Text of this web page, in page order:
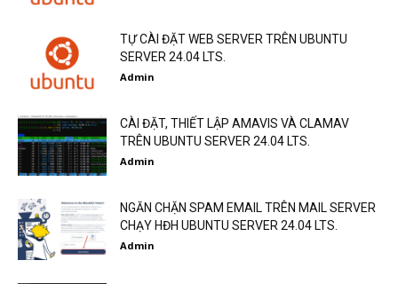
TỰ CÀI ĐẶT WEB SERVER TRÊN UBUNTU
SERVER 24.04 LTS.
Admin
CÀI ĐẶT, THIẾT LẬP AMAVIS VÀ CLAMAV
TRÊN UBUNTU SERVER 24.04 LTS.
Admin
NGĂN CHẶN SPAM EMAIL TRÊN MAIL SERVER
CHẠY HĐH UBUNTU SERVER 24.04 LTS.
Admin